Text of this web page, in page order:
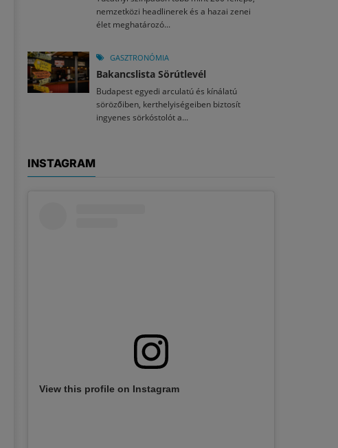
nemzetközi headlinerek és a hazai zenei
élet meghatározó...
GASZTRONÓMIA
Bakancslista Sörútlevél
Budapest egyedi arculatú és kínálatú
sörözőiben, kerthelyiségeiben biztosít
ingyenes sörkóstolót a...
INSTAGRAM
View this profile on Instagram